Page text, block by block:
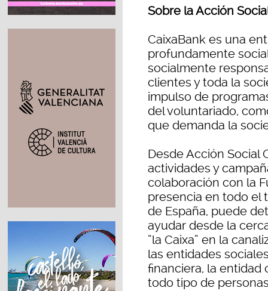
Sobre la Acción
CaixaBank es una
profundamente
socialmente
clientes y toda la
impulso de
del voluntariado,
que demanda la
Desde Acción Social
actividades y
colaboración con la
presencia en todo el
de España, puede
ayudar desde la
”la Caixa” en la
las entidades
financiera, la entidad
todo tipo de